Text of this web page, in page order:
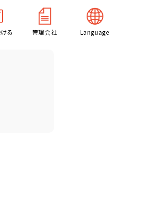
る 管理会社 Language